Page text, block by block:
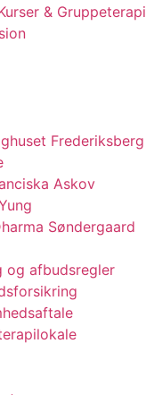
& Gruppeterapi
Frederiksberg
Askov
Søndergaard
og afbudsregler